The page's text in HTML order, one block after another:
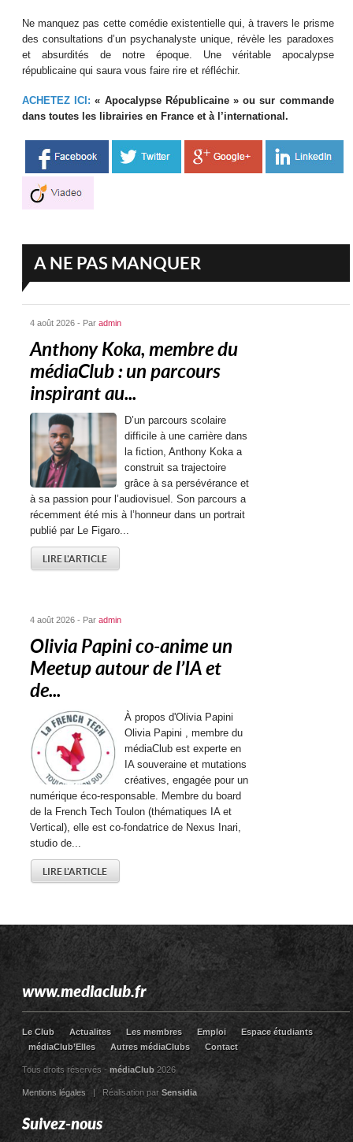
Ne manquez pas cette comédie existentielle qui, à travers le prisme
des consultations d’un psychanalyste unique, révèle les paradoxes
et absurdités de notre époque. Une véritable apocalypse
républicaine qui saura vous faire rire et réfléchir.
ACHETEZ ICI: « Apocalypse Républicaine » ou sur commande
dans toutes les librairies en France et à l’international.
A NE PAS MANQUER
4 août 2026 - Paradmin
Anthony Koka, membre du
médiaClub : un parcours
inspirant au...
D’un parcours scolaire
difficile à une carrière dans
la fiction, Anthony Koka a
construit sa trajectoire
grâce à sa persévérance et
à sa passion pour l’audiovisuel. Son parcours a
récemment été mis à l’honneur dans un portrait
publié par Le Figaro...
LIRE L'ARTICLE
4 août 2026 - Paradmin
Olivia Papini co-anime un
Meetup autour de l’IA et
de...
À propos d'Olivia Papini
Olivia Papini , membre du
médiaClub est experte en
IA souveraine et mutations
créatives, engagée pour un
numérique éco-responsable. Membre du board
de la French Tech Toulon (thématiques IA et
Vertical), elle est co-fondatrice de Nexus Inari,
studio de...
LIRE L'ARTICLE
www.mediaclub.fr
Le Club Actualites Les membres Emploi
Espace étudiants
médiaClub’Elles
Autres médiaClubs Contact
Tous droits réservés -médiaClub 2026
Mentions légales| Réalisation parSensidia
Suivez-nous